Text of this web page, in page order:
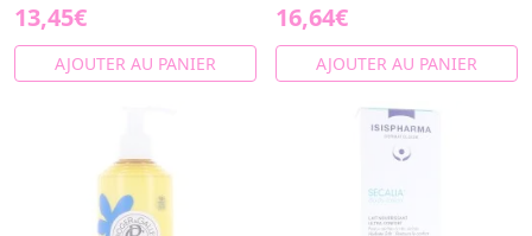
13,45€
AJOUTER AU PANIER
16,64€
AJOUTER AU PANIER